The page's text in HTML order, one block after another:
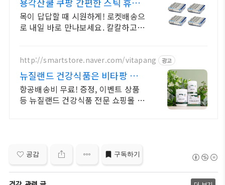
용
목이 답답할 때 시원하게! 로켓배송으
로 내일 바로 만나보세요. 칼칼하고 껄
http://smartstore.naver.com/vitapang 광고
뉴질랜드 건강식품은 비타팡 금액
대별 사은품 추가 증정!
항공배송비 무료! 증정, 이벤트 상품
등 뉴질랜드 건강식품 전문 쇼핑몰 효
공감 구독하기